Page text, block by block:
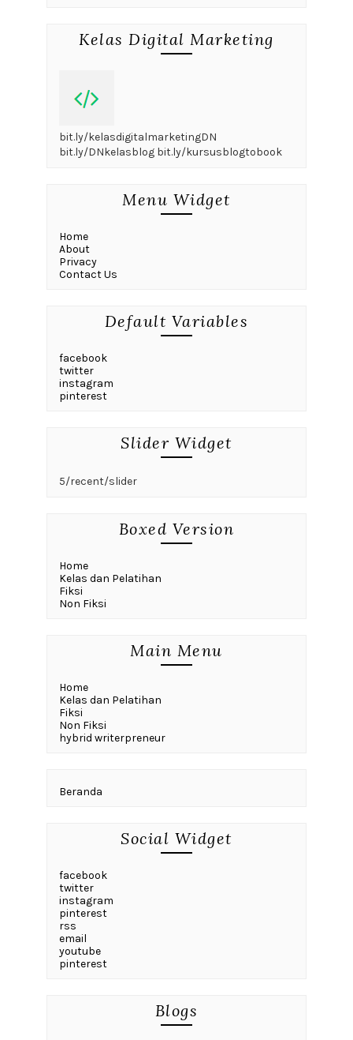
Kelas Digital Marketing
bit.ly/kelasdigitalmarketingDN
bit.ly/DNkelasblog bit.ly/kursusblogtobook
Menu Widget
Home
About
Privacy
Contact Us
Default Variables
facebook
twitter
instagram
pinterest
Slider Widget
5/recent/slider
Boxed Version
Home
Kelas dan Pelatihan
Fiksi
Non Fiksi
Main Menu
Home
Kelas dan Pelatihan
Fiksi
Non Fiksi
hybrid writerpreneur
Beranda
Social Widget
facebook
twitter
instagram
pinterest
rss
email
youtube
pinterest
Blogs